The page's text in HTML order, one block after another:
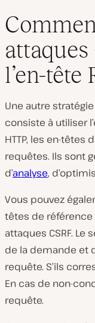
attaques
l’en-tête
Une autre
consiste à utiliser
HTTP, les en-têtes
requêtes. Ils sont
d’analyse,
Vous pouvez
têtes de
attaques CSRF. Le
de la demande et
requête. S’ils
En cas de non-
requête.